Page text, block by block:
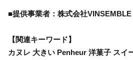
■提供事業者：株式会社VINSEMBLE
【関連キーワード】
カヌレ 大きい Penheur 洋菓子 スイ